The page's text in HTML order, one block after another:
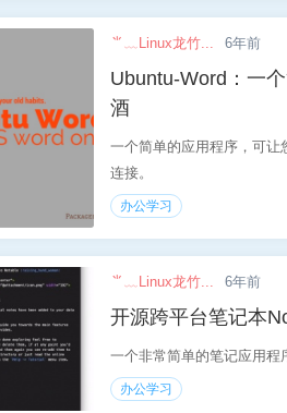
⺌﹏Linux龙竹... 6年前
Ubuntu-Word：一
酒
一个简单的应用程序，可
连接。
办公学习
⺌﹏Linux龙竹... 6年前
开源跨平台笔记本
一个非常简单的笔记应用程
办公学习